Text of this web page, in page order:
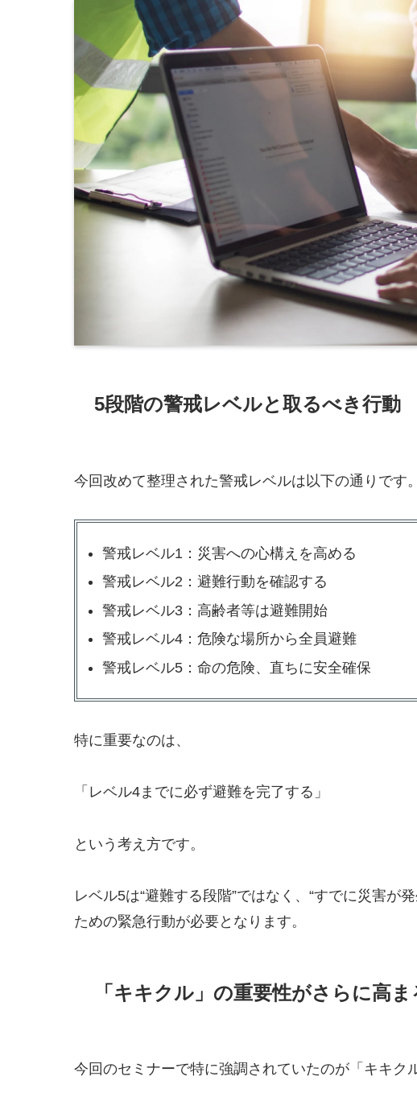
5段階の警戒レベルと取るべき行動
今回改めて整理された警戒レベルは以下の通りです。
警戒レベル1：災害への心構えを高める
警戒レベル2：避難行動を確認する
警戒レベル3：高齢者等は避難開始
警戒レベル4：危険な場所から全員避難
警戒レベル5：命の危険、直ちに安全確保
特に重要なのは、
「レベル4までに必ず避難を完了する」
という考え方です。
レベル5は“避難する段階”ではなく、“すでに災害が
ための緊急行動が必要となります。
「キキクル」の重要性がさらに高ま
今回のセミナーで特に強調されていたのが「キキク